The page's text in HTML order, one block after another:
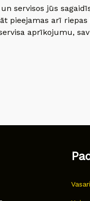
servisos jūs
pieejamas arī
aprīkojumu,